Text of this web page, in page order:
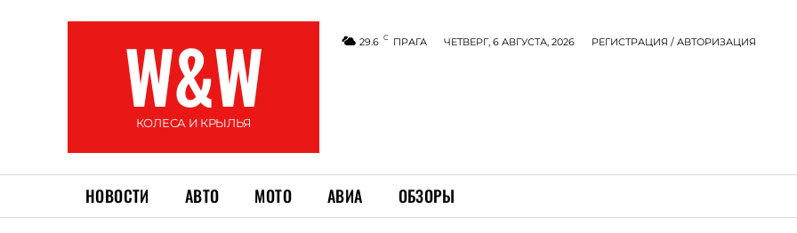
W&W
КОЛЕСА И КРЫЛЬЯ
29.6 C ПРАГА ЧЕТВЕРГ, 6 АВГУСТА, 2026 РЕГИСТРАЦИЯ / АВТОРИЗАЦИЯ
НОВОСТИ АВТО МОТО АВИА ОБЗОРЫ